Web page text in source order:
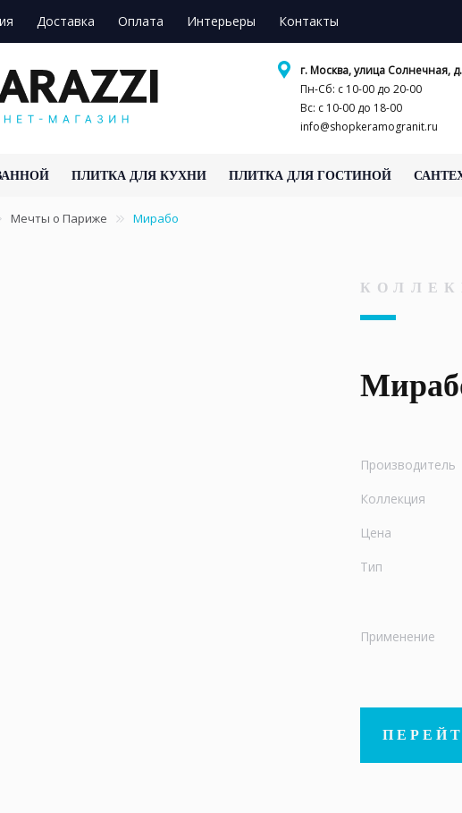
Доставка Оплата Интерьеры Контакты
г. Москва, улица Солнечная,
Пн-Сб: с 10-00 до 20-00
Вс: с 10-00 до 18-00
info@shopkeramogranit.ru
ПЛИТКА ДЛЯ КУХНИ ПЛИТКА ДЛЯ ГОСТИНОЙ
Мечты о Париже Мирабо
Производитель
Коллекция
Цена
Тип
Применение